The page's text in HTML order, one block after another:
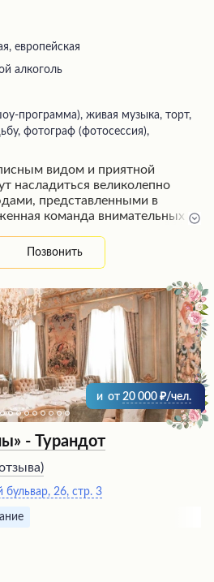
европейская
алкоголь
программа), живая музыка, торт,
фотограф (фотосессия),
видом и приятной
насладиться великолепно
представленными в
команда внимательных
музыканта дополняет
аккуратность и
идеальным местом
мероприятий. Высокий
подача блюд и
кулинарных шедевров
в полной мере насладиться
Позвонить
и от 20 000 /чел.
- Турандот
)
26, стр. 3